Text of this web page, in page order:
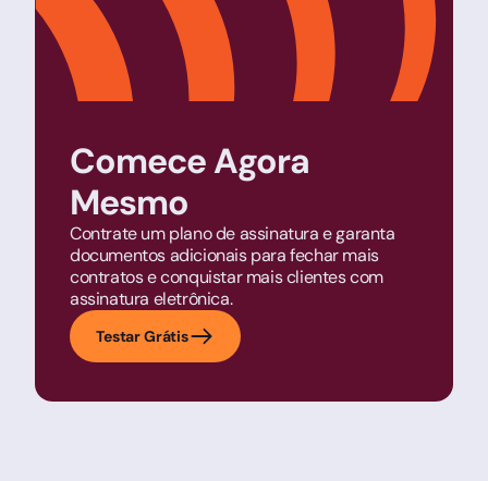
Comece Agora
Mesmo
Contrate um plano de assinatura e garanta
documentos adicionais para fechar mais
contratos e conquistar mais clientes com
assinatura eletrônica.
Testar Grátis